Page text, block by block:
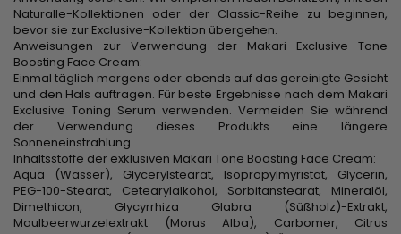
Naturalle-Kollektionen oder der Classic-Reihe zu beginnen,
bevor sie zur Exclusive-Kollektion übergehen.
Anweisungen zur Verwendung der Makari Exclusive Tone
Boosting Face Cream:
Einmal täglich morgens oder abends auf das gereinigte Gesicht
und den Hals auftragen. Für beste Ergebnisse nach dem Makari
Exclusive Toning Serum verwenden. Vermeiden Sie während
der Verwendung dieses Produkts eine längere
Sonneneinstrahlung.
Inhaltsstoffe der exklusiven Makari Tone Boosting Face Cream:
Aqua (Wasser), Glycerylstearat, Isopropylmyristat, Glycerin,
PEG-100-Stearat, Cetearylalkohol, Sorbitanstearat, Mineralöl,
Dimethicon, Glycyrrhiza Glabra (Süßholz)-Extrakt,
Maulbeerwurzelextrakt (Morus Alba), Carbomer, Citrus